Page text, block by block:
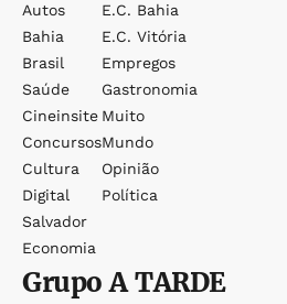
Autos
Bahia
Brasil
Saúde
Cineinsite
Concursos
Cultura
Digital
Salvador
Economia
E.c. Bahia
E.c. Vitória
Empregos
Gastronomia
Muito
Mundo
Opinião
Política
GrupoA TARDE